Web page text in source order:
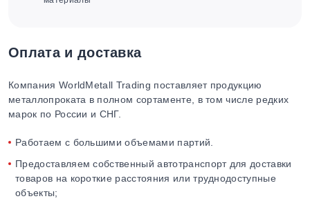
Оплата и доставка
Компания WorldMetall Trading поставляет продукцию
металлопроката в полном сортаменте, в том числе редких
марок по России и СНГ.
Работаем с большими объемами партий.
Предоставляем собственный автотранспорт для доставки
товаров на короткие расстояния или труднодоступные
объекты;